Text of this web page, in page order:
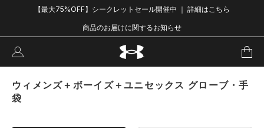
【最大75%OFF】シークレットセール開催中 ｜ 詳細はこちら
商品のお届けに関するお知らせ
ウィメンズ＋ボーイズ＋ユニセックス グローブ・手
袋